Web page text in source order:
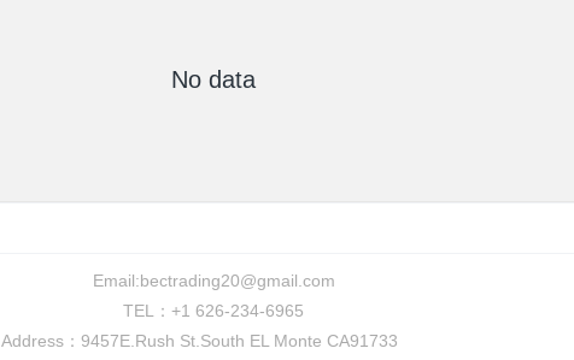
No data
Email:bectrading20@gmail.com
TEL：+1 626-234-6965
Address：9457E.Rush St.South EL Monte CA91733